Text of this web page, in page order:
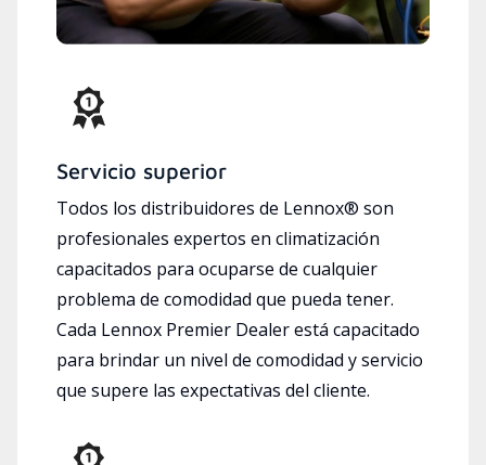
Servicio superior
Todos los distribuidores de Lennox® son
profesionales expertos en climatización
capacitados para ocuparse de cualquier
problema de comodidad que pueda tener.
Cada Lennox Premier Dealer está capacitado
para brindar un nivel de comodidad y servicio
que supere las expectativas del cliente.